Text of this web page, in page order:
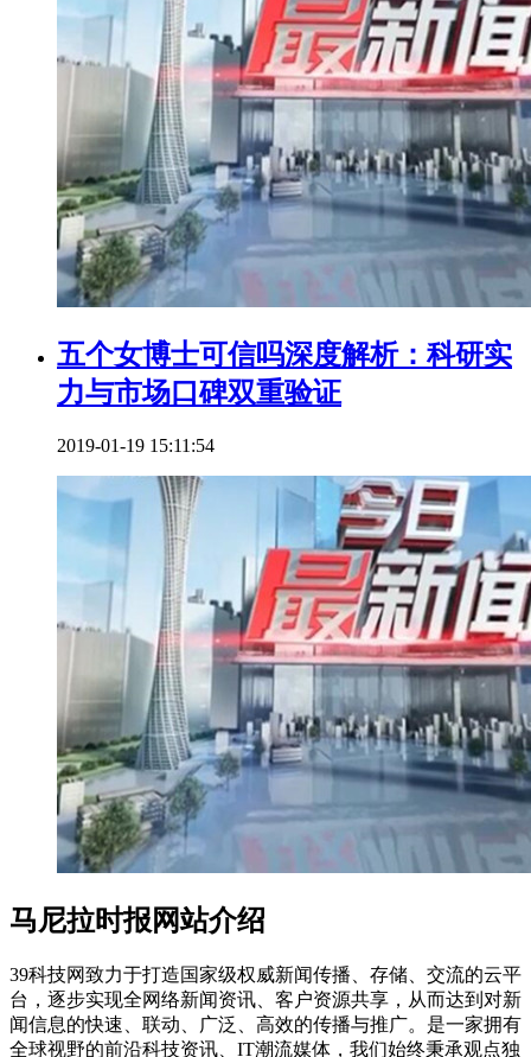
五个女博士可信吗深度解析：科研实
力与市场口碑双重验证
2019-01-19 15:11:54
马尼拉时报网站介绍
39科技网致力于打造国家级权威新闻传播、存储、交流的云平
台，逐步实现全网络新闻资讯、客户资源共享，从而达到对新
闻信息的快速、联动、广泛、高效的传播与推广。是一家拥有
全球视野的前沿科技资讯、IT潮流媒体，我们始终秉承观点独